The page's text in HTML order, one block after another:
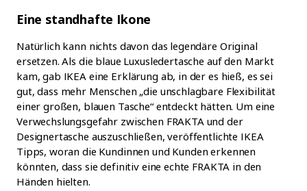
Eine standhafte Ikone
Natürlich kann nichts davon das legendäre Original
ersetzen. Als die blaue Luxusledertasche auf den Markt
kam, gab IKEA eine Erklärung ab, in der es hieß, es sei
gut, dass mehr Menschen „die unschlagbare Flexibilität
einer großen, blauen Tasche“ entdeckt hätten. Um eine
Verwechslungsgefahr zwischen FRAKTA und der
Designertasche auszuschließen, veröffentlichte IKEA
Tipps, woran die Kundinnen und Kunden erkennen
könnten, dass sie definitiv eine echte FRAKTA in den
Händen hielten.